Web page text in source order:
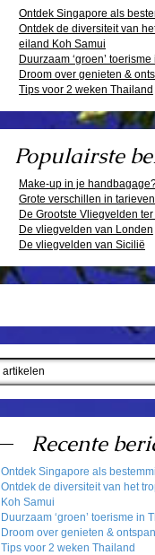
Ontdek Singapore als
Ontdek de diversiteit van
eiland Koh Samui
Duurzaam ‘groen’
Droom over genieten &
Tips voor 2 weken Thailand
Populairste
Make-up in je
Grote verschillen in
De Grootste Vliegvelden ter
De vliegvelden van Londen
De vliegvelden van Sicilië
Recente
Ontdek Singapore als
Ontdek de diversiteit van het
Koh Samui
Duurzaam ‘groen’ toerisme in
Droom over genieten &
Tips voor 2 weken Thailand